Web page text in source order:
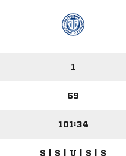
1
69
101:34
S | S | U | S | S